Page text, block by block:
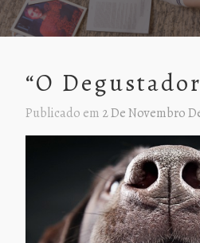
“O
Publicado em 2 De Novembro